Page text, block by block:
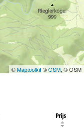
©Maptoolkit©OSM, © OSM
Prijs